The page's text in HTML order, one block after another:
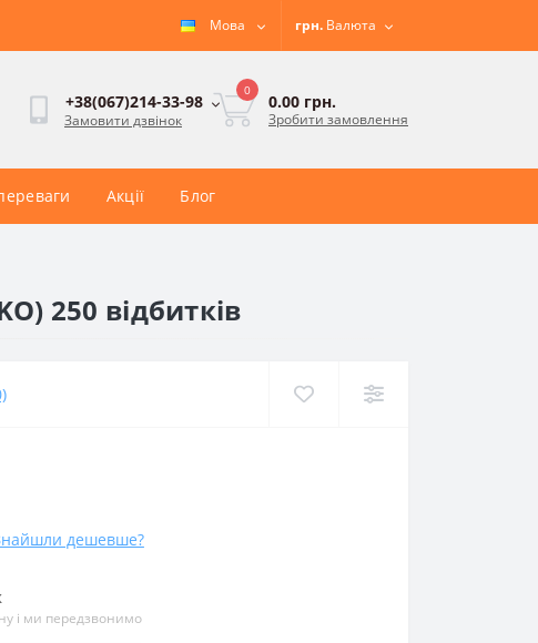
Мова грн. Валюта
+38(067)214-33-98
Замовити дзвінок
0
0.00 грн.
Зробити замовлення
Акції Блог
250 відбитків
дешевше?
і ми передзвонимо